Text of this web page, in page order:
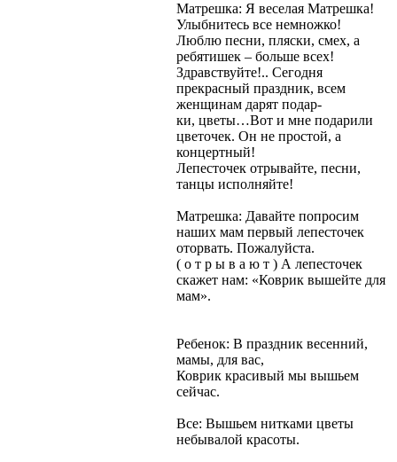
Матрешка: Я веселая Матрешка!
Улыбнитесь все немножко!
Люблю песни, пляски, смех, а
ребятишек – больше всех!
Здравствуйте!.. Сегодня
прекрасный праздник, всем
женщинам дарят подар-
ки, цветы…Вот и мне подарили
цветочек. Он не простой, а
концертный!
Лепесточек отрывайте, песни,
танцы исполняйте!
Матрешка: Давайте попросим
наших мам первый лепесточек
оторвать. Пожалуйста.
( о т р ы в а ю т ) А лепесточек
скажет нам: «Коврик вышейте для
мам».
Ребенок: В праздник весенний,
мамы, для вас,
Коврик красивый мы вышьем
сейчас.
Все: Вышьем нитками цветы
небывалой красоты.